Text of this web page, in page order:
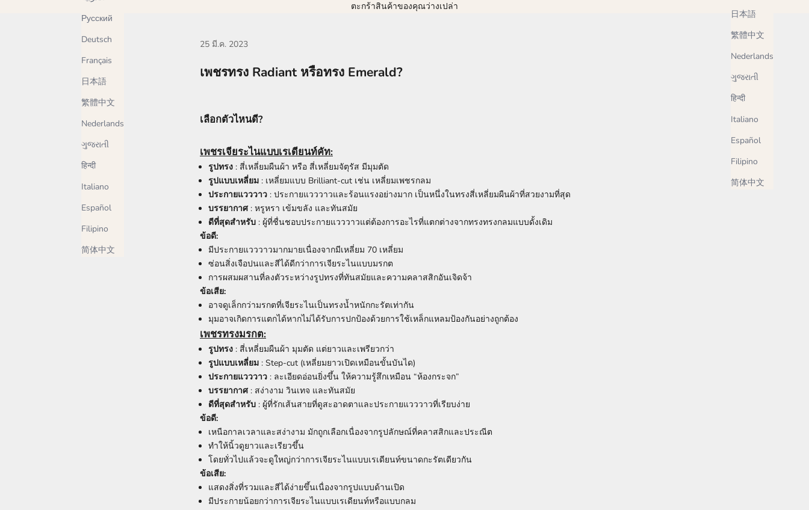
日本語
繁體中文
Nederlands
ગુજરાતી
हिन्दी
Italiano
Español
Filipino
简体中文
Русский
Deutsch
Français
日本語
繁體中文
Nederlands
ગુજરાતી
हिन्दी
Italiano
Español
Filipino
简体中文
ตะกร้าสินค้าของคุณว่างเปล่า
25 มี.ค. 2023
เพชรทรง Radiant หรือทรง Emerald?
เลือกตัวไหนดี?
เพชรเจียระไนแบบเรเดียนท์คัท:
รูปทรง : สี่เหลี่ยมผืนผ้า หรือ สี่เหลี่ยมจัตุรัส มีมุมตัด
รูปแบบเหลี่ยม : เหลี่ยมแบบ Brilliant-cut เช่น เหลี่ยมเพชรกลม
ประกายแวววาว : ประกายแวววาวและร้อนแรงอย่างมาก เป็นหนึ่งในทรงสี่เหลี่ยมผืนผ้าที่สวยงามที่สุด
บรรยากาศ: หรูหรา เข้มขลัง และทันสมัย
ดีที่สุดสำหรับ : ผู้ที่ชื่นชอบประกายแวววาวแต่ต้องการอะไรที่แตกต่างจากทรงทรงกลมแบบดั้งเดิม
ข้อดี:
มีประกายแวววาวมากมายเนื่องจากมีเหลี่ยม 70 เหลี่ยม
ซ่อนสิ่งเจือปนและสีได้ดีกว่าการเจียระไนแบบมรกต
การผสมผสานที่ลงตัวระหว่างรูปทรงที่ทันสมัยและความคลาสสิกอันเจิดจ้า
ข้อเสีย:
อาจดูเล็กกว่ามรกตที่เจียระไนเป็นทรงน้ำหนักกะรัตเท่ากัน
มุมอาจเกิดการแตกได้หากไม่ได้รับการปกป้องด้วยการใช้เหล็กแหลมป้องกันอย่างถูกต้อง
เพชรทรงมรกต:
รูปทรง : สี่เหลี่ยมผืนผ้า มุมตัด แต่ยาวและเพรียวกว่า
รูปแบบเหลี่ยม : Step-cut (เหลี่ยมยาวเปิดเหมือนขั้นบันได)
ประกายแวววาว : ละเอียดอ่อนยิ่งขึ้น ให้ความรู้สึกเหมือน “ห้องกระจก”
บรรยากาศ: สง่างาม วินเทจ และทันสมัย
ดีที่สุดสำหรับ : ผู้ที่รักเส้นสายที่ดูสะอาดตาและประกายแวววาวที่เรียบง่าย
ข้อดี:
เหนือกาลเวลาและสง่างาม มักถูกเลือกเนื่องจากรูปลักษณ์ที่คลาสสิกและประณีต
ทำให้นิ้วดูยาวและเรียวขึ้น
โดยทั่วไปแล้วจะดูใหญ่กว่าการเจียระไนแบบเรเดียนท์ขนาดกะรัตเดียวกัน
ข้อเสีย:
แสดงสิ่งที่รวมและสีได้ง่ายขึ้นเนื่องจากรูปแบบด้านเปิด
มีประกายน้อยกว่าการเจียระไนแบบเรเดียนท์หรือแบบกลม